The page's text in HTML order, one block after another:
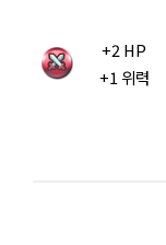
+2 HP
+1 위력